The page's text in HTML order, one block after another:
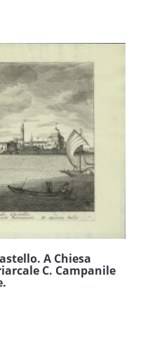
A Chiesa
C. Campanile